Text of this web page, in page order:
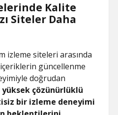
Kalite
Siteler Daha
izleme siteleri arasında
güncellenme
doğrudan
yüksek çözünürlüklü
bir izleme deneyimi